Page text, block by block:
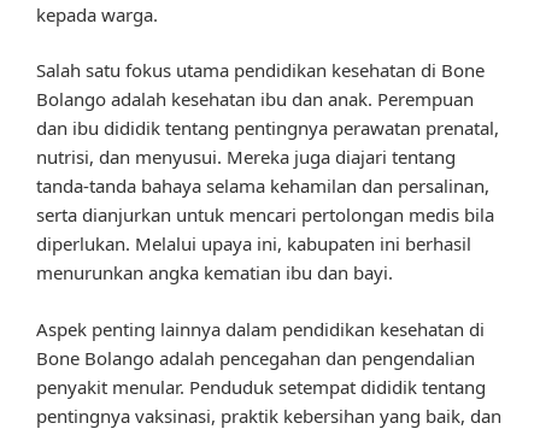
kepada warga.
Salah satu fokus utama pendidikan kesehatan di Bone
Bolango adalah kesehatan ibu dan anak. Perempuan
dan ibu dididik tentang pentingnya perawatan prenatal,
nutrisi, dan menyusui. Mereka juga diajari tentang
tanda-tanda bahaya selama kehamilan dan persalinan,
serta dianjurkan untuk mencari pertolongan medis bila
diperlukan. Melalui upaya ini, kabupaten ini berhasil
menurunkan angka kematian ibu dan bayi.
Aspek penting lainnya dalam pendidikan kesehatan di
Bone Bolango adalah pencegahan dan pengendalian
penyakit menular. Penduduk setempat dididik tentang
pentingnya vaksinasi, praktik kebersihan yang baik, dan